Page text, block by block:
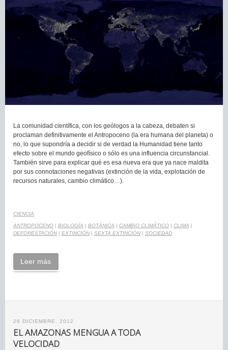
La comunidad científica, con los geólogos a la cabeza, debaten si
proclaman definitivamente el Antropoceno (la era humana del planeta) o
no, lo que supondría a decidir si de verdad la Humanidad tiene tanto
efecto sobre el mundo geofísico o sólo es una influencia circunstancial.
También sirve para explicar qué es esa nueva era que ya nace maldita
por sus connotaciones negativas (extinción de la vida, explotación de
recursos naturales, cambio climático…).
CIENCIA
ANTROPOCENO | BIOLOGÍA | BOTÁNICA | CAMBIO CLIMÁTICO | CLIMA |
DEFORESTACIÓN | EXTINCIÓN | SEXTA EXTINCIÓN | SOCIEDAD
Leer más
26 DICIEMBRE, 2012
EL AMAZONAS MENGUA A TODA
VELOCIDAD